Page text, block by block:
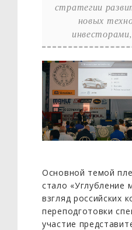
стратегии
новых
Основной темой
стало «Углубление
взгляд российских
переподготовки
участие